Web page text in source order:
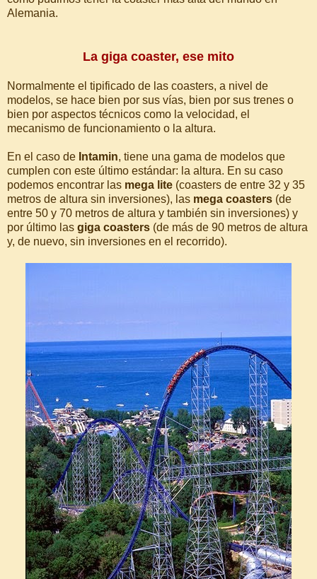
Alemania.
La giga coaster, ese mito
Normalmente el tipificado de las coasters, a nivel de
modelos, se hace bien por sus vías, bien por sus trenes o
bien por aspectos técnicos como la velocidad, el
mecanismo de funcionamiento o la altura.
En el caso de Intamin, tiene una gama de modelos que
cumplen con este último estándar: la altura. En su caso
podemos encontrar las mega lite (coasters de entre 32 y 35
metros de altura sin inversiones), las mega coasters (de
entre 50 y 70 metros de altura y también sin inversiones) y
por último las giga coasters (de más de 90 metros de altura
y, de nuevo, sin inversiones en el recorrido).